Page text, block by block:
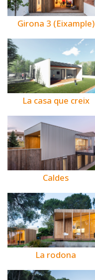
Girona 3 (Eixample)
La casa que creix
Caldes
La rodona